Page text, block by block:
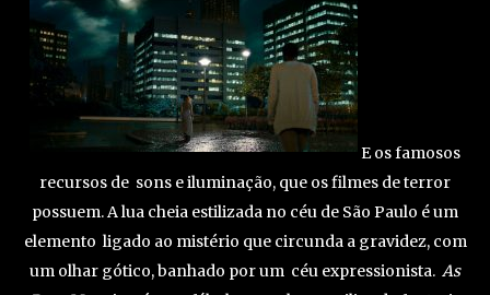
E os famosos
recursos de sons e iluminação, que os filmes de terror
possuem. A lua cheia estilizada no céu de São Paulo é um
elemento ligado ao mistério que circunda a gravidez, com
um olhar gótico, banhado por um céu expressionista. As